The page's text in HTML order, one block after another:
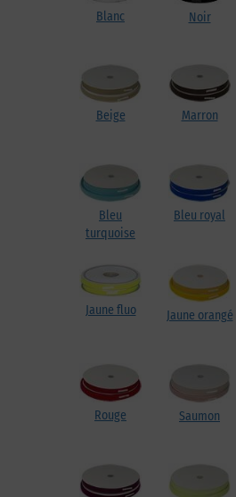
Blanc Noir
Beige Marron
Bleu
turquoise
Bleu royal
Jaune fluo Jaune orangé
Rouge Saumon